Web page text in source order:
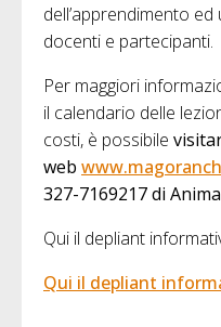
dell’apprendimento
docenti e partecipanti.
Per maggiori
il calendario delle
costi, è possibile
web
327-7169217 di
Qui il depliant
Qui il depliant